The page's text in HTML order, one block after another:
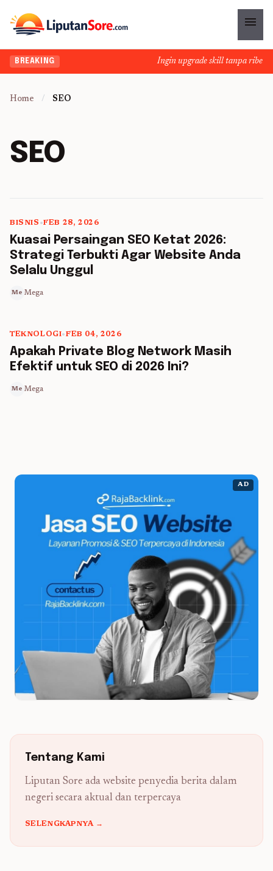
menu
BREAKING Ingin upgrade skill tanpa ribet?
Home / SEO
SEO
5 min read
BISNIS •FEB 28, 2026
Kuasai Persaingan SEO Ketat 2026:
Strategi Terbukti Agar Website Anda
Selalu Unggul
Me Mega
5 min read
TEKNOLOGI•FEB 04, 2026
Apakah Private Blog Network Masih
Efektif untuk SEO di 2026 Ini?
Me Mega
AD
Tentang Kami
Liputan Sore ada website penyedia berita dalam
negeri secara aktual dan terpercaya
SELENGKAPNYA →